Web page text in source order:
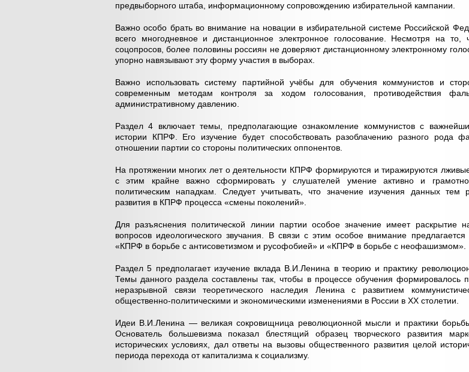
предвыборного штаба, информационному сопровождению избирательной кампании.
Важно особо брать во внимание на новации в избирательной системе Российской
всего многодневное и дистанционное электронное голосование. Несмотря на
соцопросов, более половины россиян не доверяют дистанционному электронному
упорно навязывают эту форму участия в выборах.
Важно использовать систему партийной учёбы для обучения коммунистов и
современным методам контроля за ходом голосования, противодействия
административному давлению.
Раздел 4 включает темы, предполагающие ознакомление коммунистов с
истории КПРФ. Его изучение будет способствовать разоблачению разного рода
отношении партии со стороны политических оппонентов.
На протяжении многих лет о деятельности КПРФ формируются и тиражируются
с этим крайне важно сформировать у слушателей умение активно и грамотно
политическим нападкам. Следует учитывать, что значение изучения данных тем
развития в КПРФ процесса «смены поколений».
Для разъяснения политической линии партии особое значение имеет раскрытие
вопросов идеологического звучания. В связи с этим особое внимание
«КПРФ в борьбе с антисоветизмом и русофобией» и «КПРФ в борьбе с неофашизмом».
Раздел 5 предполагает изучение вклада В.И.Ленина в теорию и практику
Темы данного раздела составлены так, чтобы в процессе обучения формировалось
неразрывной связи теоретического наследия Ленина с развитием
общественно-политическими и экономическими изменениями в России в ХХ столетии.
Идеи В.И.Ленина — великая сокровищница революционной мысли и практики
Основатель большевизма показал блестящий образец творческого развития
исторических условиях, дал ответы на вызовы общественного развития целой
периода перехода от капитализма к социализму.